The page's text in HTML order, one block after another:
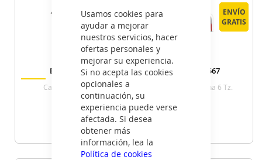
Cerrar
Usamos cookies para
ayudar a mejorar
nuestros servicios, hacer
ofertas personales y
mejorar su experiencia.
Si no acepta las cookies
opcionales a
continuación, su
experiencia puede verse
afectada. Si desea
obtener más
información, lea la
Política de cookies
ENVÍO
GRATIS
ENVÍO
GRATIS
Bra BALI 6T
Cafetera Italiana
VER DETALLE
37€
ENVÍO
GRATIS
ENVÍO
GRATIS
Bra A170567
Cafetera Italiana 6 Tz.